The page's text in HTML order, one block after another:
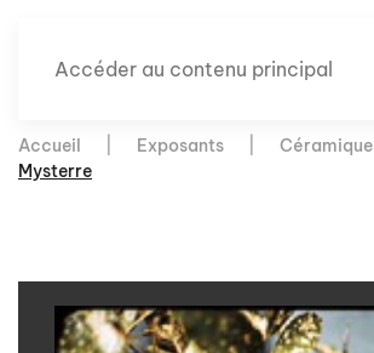
Accéder au contenu principal
Accueil Exposants Céramique
Mysterre